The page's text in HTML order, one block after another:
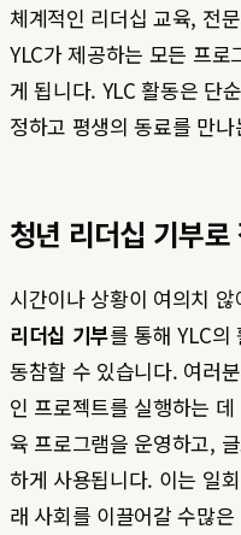
체계적인 리더십 교육, 전
YLC가 제공하는 모든 프
게 됩니다. YLC 활동은 단
정하고 평생의 동료를 만
청년 리더십 기부
시간이나 상황이 여의치
리더십 기부를 통해 YLC의
동참할 수 있습니다. 여러
인 프로젝트를 실행하는
육 프로그램을 운영하고,
하게 사용됩니다. 이는 일
래 사회를 이끌어갈 수많